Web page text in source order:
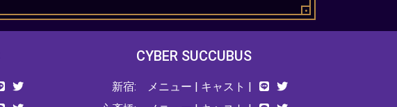
CYBER SUCCUBUS
新宿:
メニュー | キャスト |